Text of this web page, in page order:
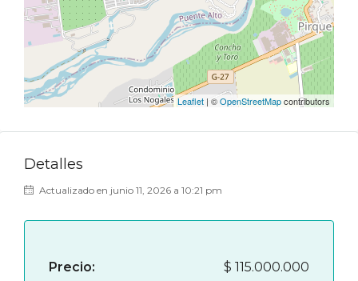
Leaflet | ©OpenStreetMapcontributors
Detalles
Actualizado en junio 11, 2026 a 10:21 pm
Precio: $ 115.000.000‎